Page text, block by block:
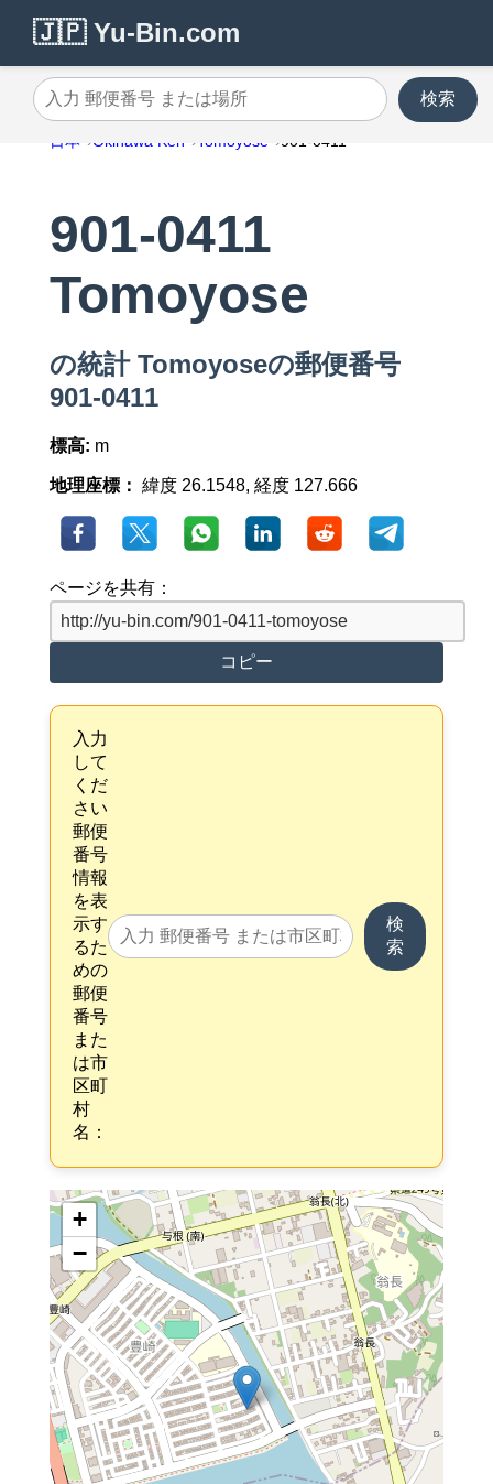
🇯🇵 Yu-Bin.com
入力 郵便番号 または場所
検索
日本 Okinawa Ken Tomoyose 901-0411
901-0411
Tomoyose
の統計 Tomoyoseの郵便番号
901-0411
標高: m
地理座標： 緯度 26.1548, 経度 127.666
ページを共有：
コピー
入力
して
くだ
さい
郵便
番号
情報
を表
示す
るた
めの
郵便
番号
また
は市
区町
村
名：
検
索
+
−